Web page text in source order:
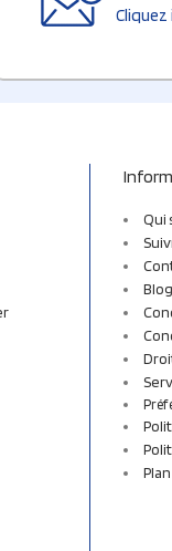
Cliquez
Qui
Blog